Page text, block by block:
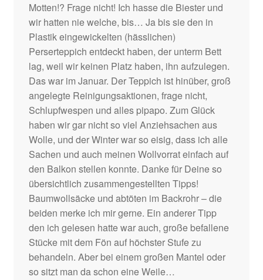
Motten!? Frage nicht! Ich hasse die Biester und
wir hatten nie welche, bis… Ja bis sie den in
Plastik eingewickelten (hässlichen)
Perserteppich entdeckt haben, der unterm Bett
lag, weil wir keinen Platz haben, ihn aufzulegen.
Das war im Januar. Der Teppich ist hinüber, groß
angelegte Reinigungsaktionen, frage nicht,
Schlupfwespen und alles pipapo. Zum Glück
haben wir gar nicht so viel Anziehsachen aus
Wolle, und der Winter war so eisig, dass ich alle
Sachen und auch meinen Wollvorrat einfach auf
den Balkon stellen konnte. Danke für Deine so
übersichtlich zusammengestellten Tipps!
Baumwollsäcke und abtöten im Backrohr – die
beiden merke ich mir gerne. Ein anderer Tipp
den ich gelesen hatte war auch, große befallene
Stücke mit dem Fön auf höchster Stufe zu
behandeln. Aber bei einem großen Mantel oder
so sitzt man da schon eine Weile…